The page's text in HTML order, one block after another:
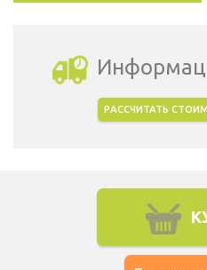
РАССЧИТАТЬ